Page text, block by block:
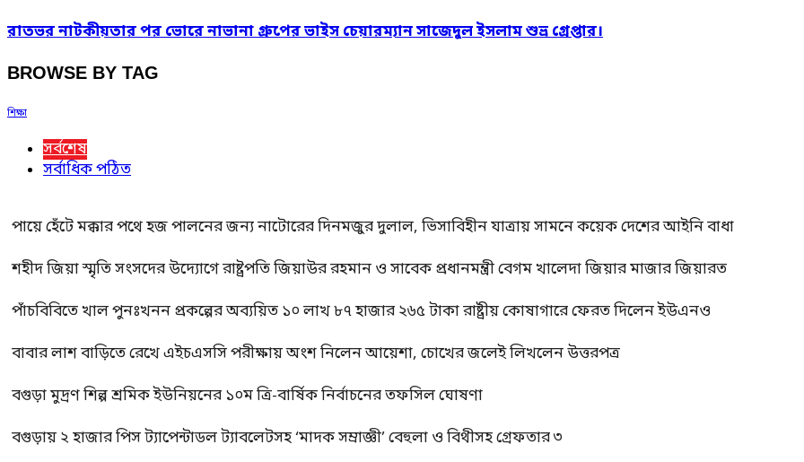
রাতভর নাটকীয়তার পর ভোরে নাভানা গ্রুপের ভাইস চেয়ারম্যান সাজেদুল ইসলাম শুভ্র গ্রেপ্তার।
BROWSE BY TAG
শিক্ষা
সর্বশেষ
সর্বাধিক পঠিত
পায়ে হেঁটে মক্কার পথে হজ পালনের জন্য নাটোরের দিনমজুর দুলাল, ভিসাবিহীন যাত্রায় সামনে কয়েক দেশের আইনি বাধা
শহীদ জিয়া স্মৃতি সংসদের উদ্যোগে রাষ্ট্রপতি জিয়াউর রহমান ও সাবেক প্রধানমন্ত্রী বেগম খালেদা জিয়ার মাজার জিয়ারত
পাঁচবিবিতে খাল পুনঃখনন প্রকল্পের অব্যয়িত ১০ লাখ ৮৭ হাজার ২৬৫ টাকা রাষ্ট্রীয় কোষাগারে ফেরত দিলেন ইউএনও
বাবার লাশ বাড়িতে রেখে এইচএসসি পরীক্ষায় অংশ নিলেন আয়েশা, চোখের জলেই লিখলেন উত্তরপত্র
বগুড়া মুদ্রণ শিল্প শ্রমিক ইউনিয়নের ১০ম ত্রি-বার্ষিক নির্বাচনের তফসিল ঘোষণা
বগুড়ায় ২ হাজার পিস ট্যাপেন্টাডল ট্যাবলেটসহ ‘মাদক সম্রাজ্ঞী’ বেহুলা ও বিথীসহ গ্রেফতার ৩